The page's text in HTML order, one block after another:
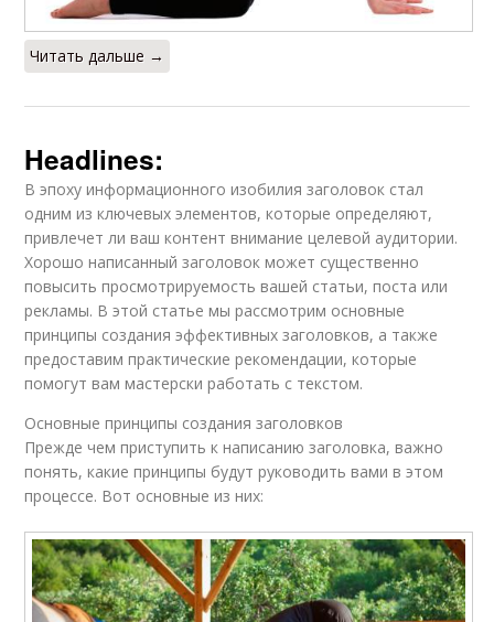
Читать дальше →
Headlines:
В эпоху информационного изобилия заголовок стал
одним из ключевых элементов, которые определяют,
привлечет ли ваш контент внимание целевой аудитории.
Хорошо написанный заголовок может существенно
повысить просмотрируемость вашей статьи, поста или
рекламы. В этой статье мы рассмотрим основные
принципы создания эффективных заголовков, а также
предоставим практические рекомендации, которые
помогут вам мастерски работать с текстом.
Основные принципы создания заголовков
Прежде чем приступить к написанию заголовка, важно
понять, какие принципы будут руководить вами в этом
процессе. Вот основные из них: